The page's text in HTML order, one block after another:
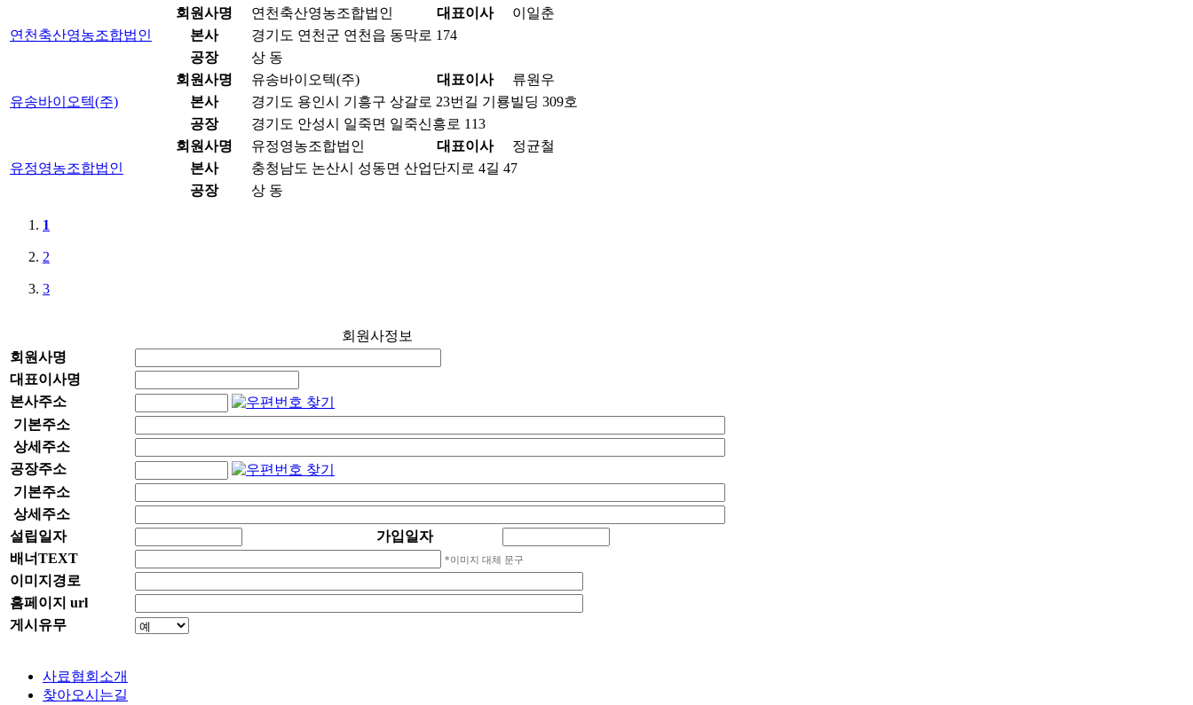
연천축산영농조합법인
회원사명 연천축산영농조합법인 대표이사
이일춘
본사
경기도 연천군 연천읍 동막로 174
공장
상 동
유송바이오텍(주)
회원사명 유송바이오텍(주) 대표이사
류원우
본사
경기도 용인시 기흥구 상갈로 23번길 기룡빌딩 309호
공장
경기도 안성시 일죽면 일죽신흥로 113
유정영농조합법인
회원사명 유정영농조합법인 대표이사
정균철
본사
충청남도 논산시 성동면 산업단지로 4길 47
공장
상 동
1
2
3
회원사정보
회원사명
대표이사명
본사주소
기본주소
상세주소
공장주소
기본주소
상세주소
설립일자
가입일자
배너TEXT
*이미지 대체 문구
이미지경로
홈페이지 url
게시유무
사료협회소개
찾아오시는길